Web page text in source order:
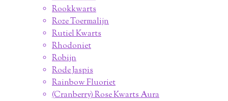
Rookkwarts
Roze Toermalijn
Rutiel Kwarts
Rhodoniet
Robijn
Rode Jaspis
Rainbow Fluoriet
(Cranberry) Rose Kwarts Aura